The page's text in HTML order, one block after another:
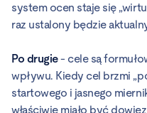
system ocen staje się
raz ustalony będzie
Po drugie- cele są
wpływu. Kiedy cel brzmi
startowego i jasnego
właściwie miało być